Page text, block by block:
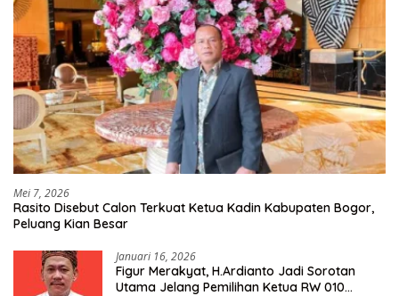
Mei 7, 2026
Rasito Disebut Calon Terkuat Ketua Kadin Kabupaten Bogor,
Peluang Kian Besar
Januari 16, 2026
Figur Merakyat, H.Ardianto Jadi Sorotan
Utama Jelang Pemilihan Ketua RW 010